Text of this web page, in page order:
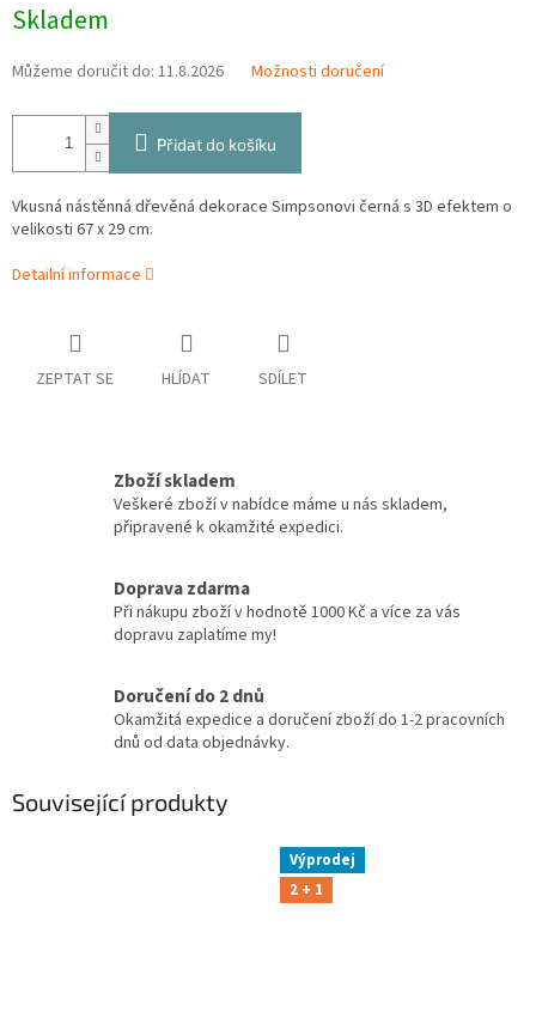
cena:
Skladem
Můžeme doručit do: 11.8.2026 Možnosti doručení
Přidat do košíku
Vkusná nástěnná dřevěná dekorace Simpsonovi černá s 3D efektem o
velikosti 67 x 29 cm.
Detailní informace
ZEPTAT SE HLÍDAT SDÍLET
Zboží skladem
Veškeré zboží v nabídce máme u nás skladem,
připravené k okamžité expedici.
Doprava zdarma
Při nákupu zboží v hodnotě 1000 Kč a více za vás
dopravu zaplatíme my!
Doručení do 2 dnů
Okamžitá expedice a doručení zboží do 1-2 pracovních
dnů od data objednávky.
Související produkty
Výprodej
2 + 1